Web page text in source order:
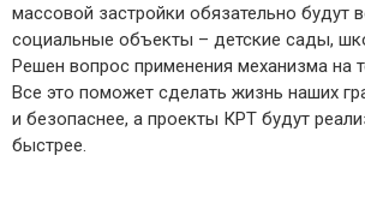
массовой застройки обязательно будут
социальные объекты – детские сады,
Решен вопрос применения механизма на
Все это поможет сделать жизнь наших
и безопаснее, а проекты КРТ будут
быстрее.